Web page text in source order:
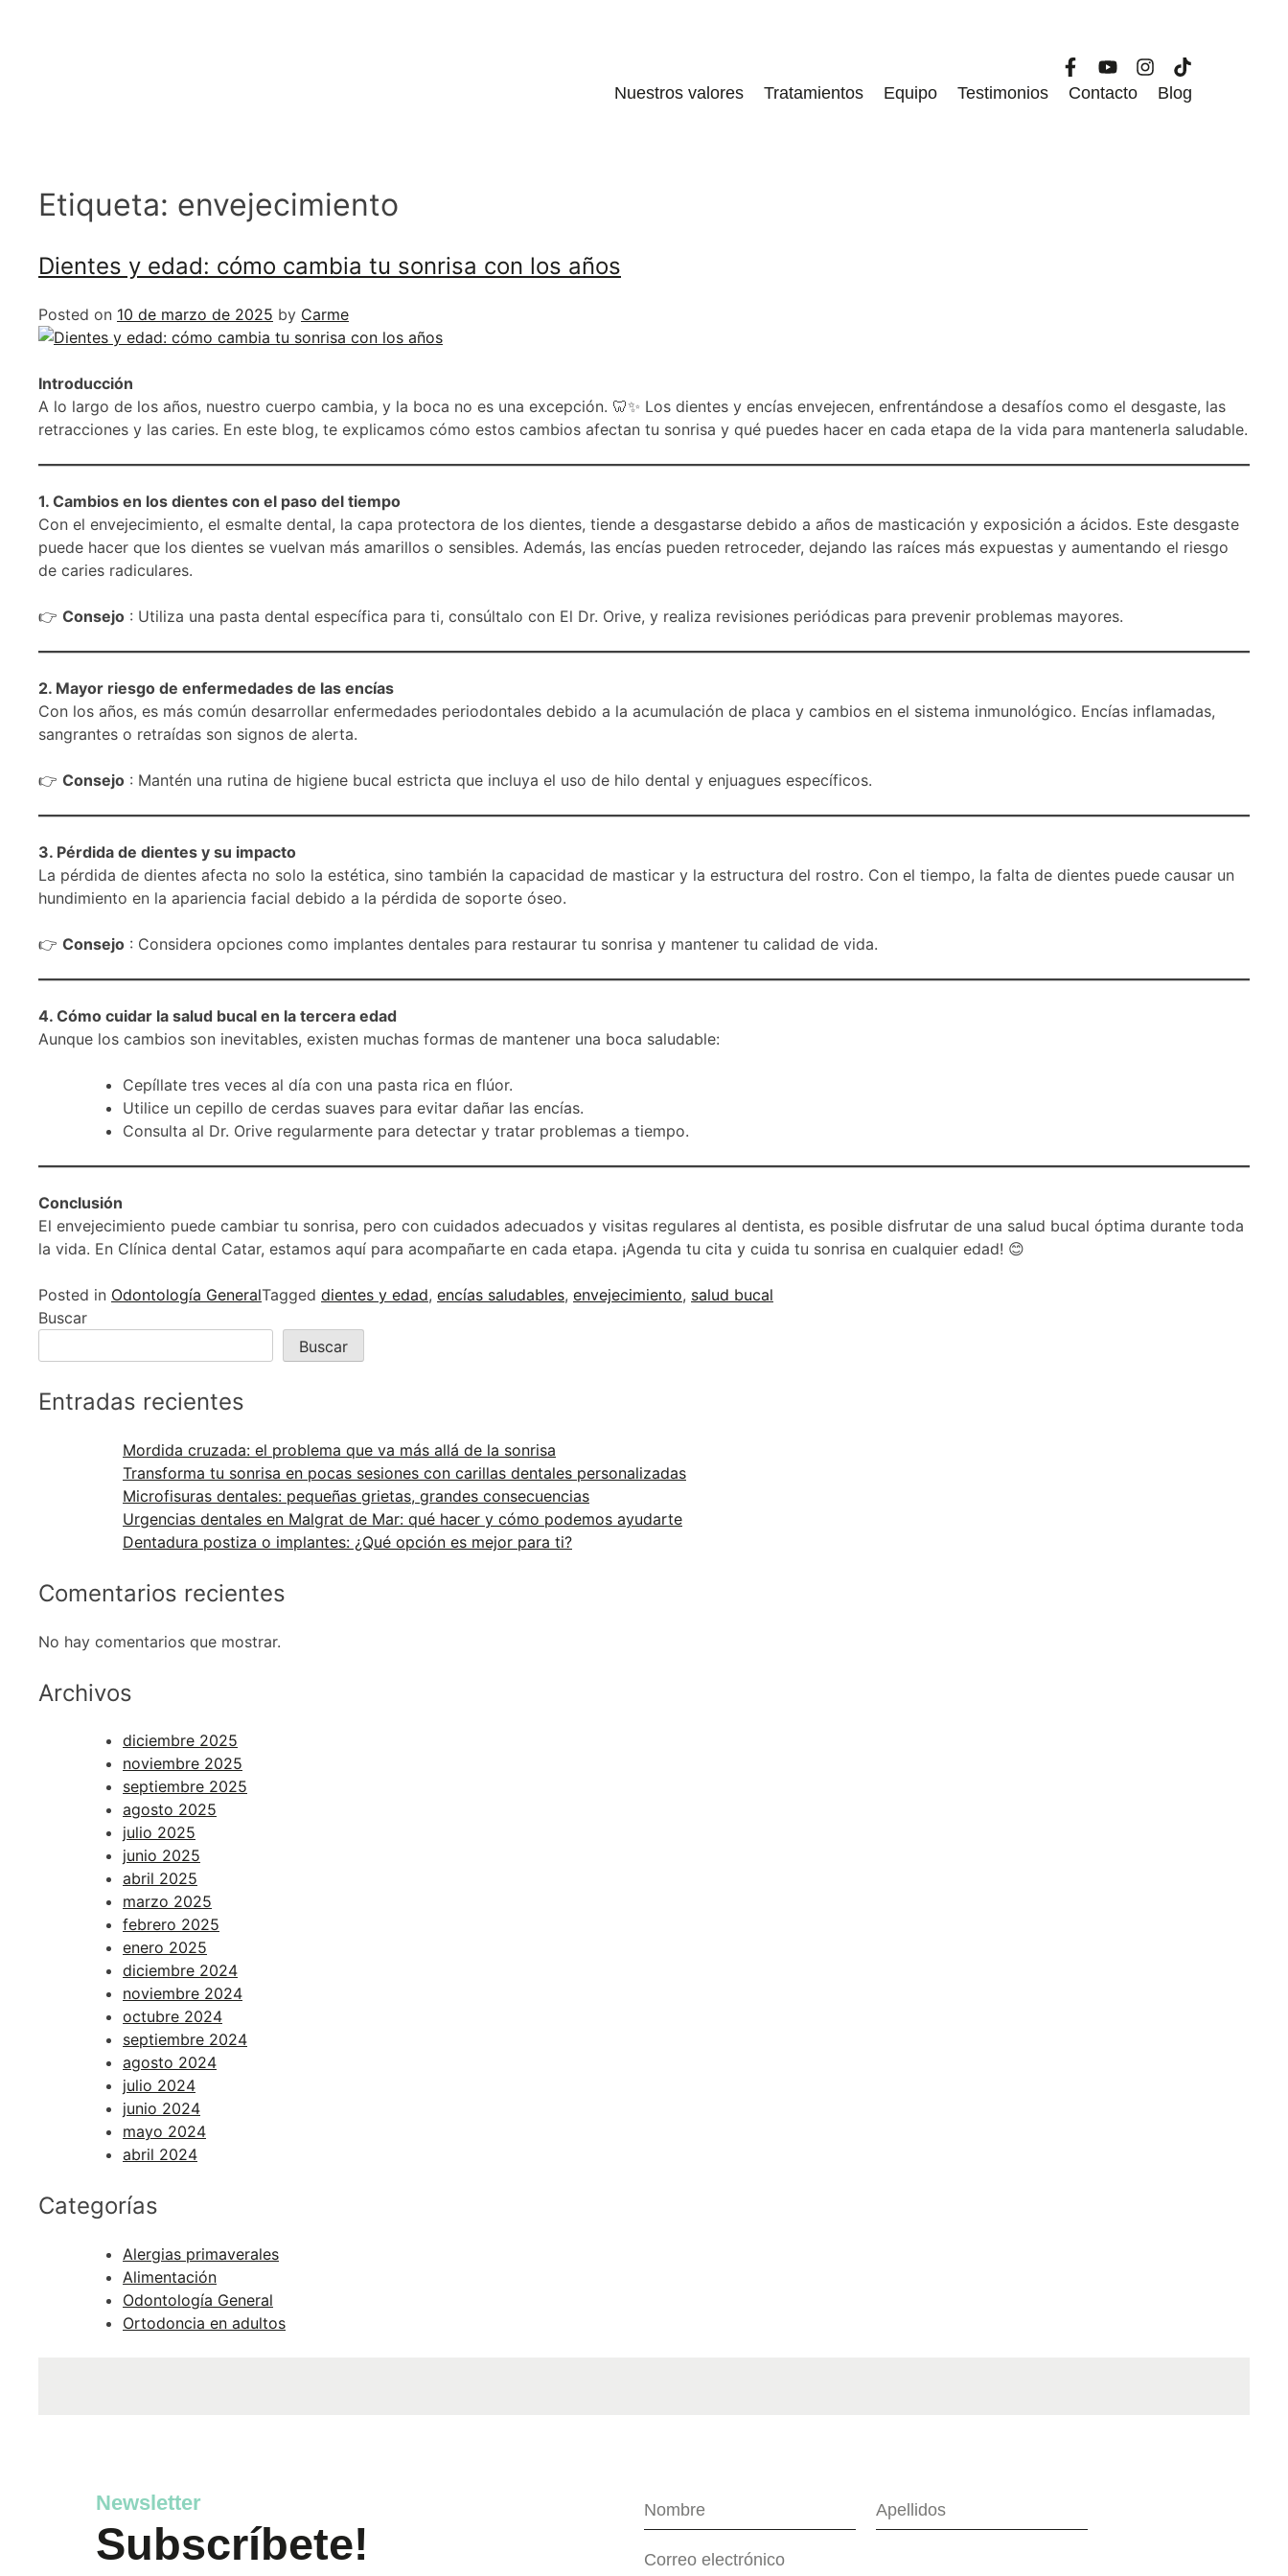
Nuestros valores Tratamientos Equipo Testimonios Contacto Blog
Etiqueta: envejecimiento
Dientes y edad: cómo cambia tu sonrisa con los años
Posted on 10 de marzo de 2025 by Carme
Introducción
A lo largo de los años, nuestro cuerpo cambia, y la boca no es una excepción. 🦷✨ Los dientes y encías envejecen, enfrentándose a desafíos como el desgaste, las
retracciones y las caries. En este blog, te explicamos cómo estos cambios afectan tu sonrisa y qué puedes hacer en cada etapa de la vida para mantenerla saludable.
1. Cambios en los dientes con el paso del tiempo
Con el envejecimiento, el esmalte dental, la capa protectora de los dientes, tiende a desgastarse debido a años de masticación y exposición a ácidos. Este desgaste
puede hacer que los dientes se vuelvan más amarillos o sensibles. Además, las encías pueden retroceder, dejando las raíces más expuestas y aumentando el riesgo
de caries radiculares.
👉 Consejo : Utiliza una pasta dental específica para ti, consúltalo con El Dr. Orive, y realiza revisiones periódicas para prevenir problemas mayores.
2. Mayor riesgo de enfermedades de las encías
Con los años, es más común desarrollar enfermedades periodontales debido a la acumulación de placa y cambios en el sistema inmunológico. Encías inflamadas,
sangrantes o retraídas son signos de alerta.
👉 Consejo : Mantén una rutina de higiene bucal estricta que incluya el uso de hilo dental y enjuagues específicos.
3. Pérdida de dientes y su impacto
La pérdida de dientes afecta no solo la estética, sino también la capacidad de masticar y la estructura del rostro. Con el tiempo, la falta de dientes puede causar un
hundimiento en la apariencia facial debido a la pérdida de soporte óseo.
👉 Consejo : Considera opciones como implantes dentales para restaurar tu sonrisa y mantener tu calidad de vida.
4. Cómo cuidar la salud bucal en la tercera edad
Aunque los cambios son inevitables, existen muchas formas de mantener una boca saludable:
Cepíllate tres veces al día con una pasta rica en flúor.
Utilice un cepillo de cerdas suaves para evitar dañar las encías.
Consulta al Dr. Orive regularmente para detectar y tratar problemas a tiempo.
Conclusión
El envejecimiento puede cambiar tu sonrisa, pero con cuidados adecuados y visitas regulares al dentista, es posible disfrutar de una salud bucal óptima durante toda
la vida. En Clínica dental Catar, estamos aquí para acompañarte en cada etapa. ¡Agenda tu cita y cuida tu sonrisa en cualquier edad! 😊
Posted in Odontología GeneralTagged dientes y edad, encías saludables, envejecimiento, salud bucal
Buscar
Buscar
Entradas recientes
Mordida cruzada: el problema que va más allá de la sonrisa
Transforma tu sonrisa en pocas sesiones con carillas dentales personalizadas
Microfisuras dentales: pequeñas grietas, grandes consecuencias
Urgencias dentales en Malgrat de Mar: qué hacer y cómo podemos ayudarte
Dentadura postiza o implantes: ¿Qué opción es mejor para ti?
Comentarios recientes
No hay comentarios que mostrar.
Archivos
diciembre 2025
noviembre 2025
septiembre 2025
agosto 2025
julio 2025
junio 2025
abril 2025
marzo 2025
febrero 2025
enero 2025
diciembre 2024
noviembre 2024
octubre 2024
septiembre 2024
agosto 2024
julio 2024
junio 2024
mayo 2024
abril 2024
Categorías
Alergias primaverales
Alimentación
Odontología General
Ortodoncia en adultos
Newsletter
Subscríbete!